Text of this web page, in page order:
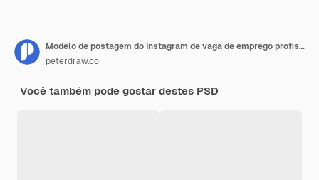
Modelo de postagem do Instagram de vaga de emprego profissional Deep Blue Orange
peterdraw.co
Você também pode gostar destes PSD